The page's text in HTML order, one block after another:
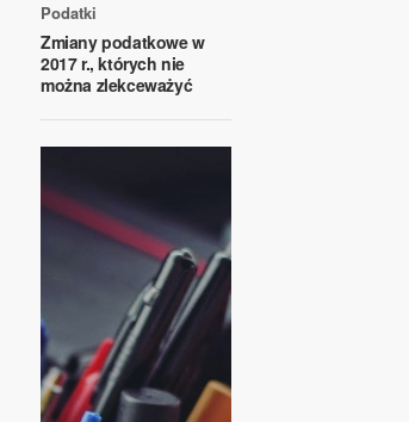
Podatki
Zmiany podatkowe w
2017 r., których nie
można zlekceważyć